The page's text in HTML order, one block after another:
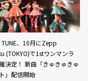
TUNE、10月にZepp
(TOKYO)で1stワンマンラ
決定！ 新曲「きゅきゅきゅ
」配信開始